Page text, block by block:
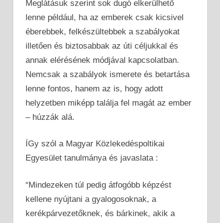
Meglátásuk szerint sok dugó elkerülhető
lenne például, ha az emberek csak kicsivel
éberebbek, felkészültebbek a szabályokat
illetően és biztosabbak az úti céljukkal és
annak elérésének módjával kapcsolatban.
Nemcsak a szabályok ismerete és betartása
lenne fontos, hanem az is, hogy adott
helyzetben miképp találja fel magát az ember
– húzzák alá.
ÍGy szól a Magyar Közlekedéspoltikai
Egyesület tanulmánya és javaslata :
“Mindezeken túl pedig átfogóbb képzést
kellene nyújtani a gyalogosoknak, a
kerékpárvezetőknek, és bárkinek, akik a